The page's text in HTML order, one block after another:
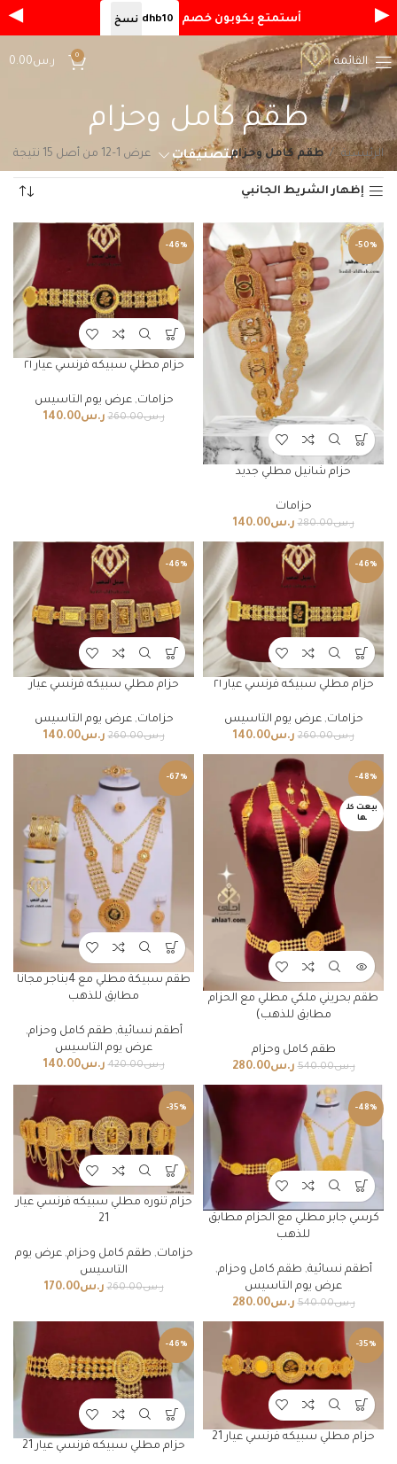
القائمة
0
ر.س0.00
طقم كامل وحزام
التصنيفات الرئيسية طقم كامل وحزام عرض 1–12 من أصل 15 نتيجة
إظهار الشريط الجانبي
-50%
حزام شانيل مطلي جديد
حزامات
ر.س280.00 ر.س140.00
-46%
حزام مطلي سبيكه فرنسي عيار ٢١
حزامات,عرض يوم التاسيس
ر.س260.00 ر.س140.00
-46%
حزام مطلي سبيكه فرنسي عيار ٢١
حزامات,عرض يوم التاسيس
ر.س260.00 ر.س140.00
-46%
حزام مطلي سبيكه فرنسي عيار
حزامات,عرض يوم التاسيس
ر.س260.00 ر.س140.00
-48%
بيعت كل
ها
طقم بحريني ملكي مطلي مع الحزام
مطابق للذهب)
طقم كامل وحزام
ر.س540.00 ر.س280.00
-67%
طقم سبيكة مطلي مع 4بناجر مجانا
مطابق للذهب
أطقم نسائية, طقم كامل وحزام,
عرض يوم التاسيس
ر.س420.00 ر.س140.00
-48%
كرسي جابر مطلي مع الحزام مطابق
للذهب
أطقم نسائية, طقم كامل وحزام,
عرض يوم التاسيس
ر.س540.00 ر.س280.00
-35%
حزام تنوره مطلي سبيكه فرنسي عيار
21
حزامات, طقم كامل وحزام,عرض يوم
التاسيس
ر.س260.00 ر.س170.00
-35%
حزام مطلي سبيكه فرنسي عيار 21
-46%
حزام مطلي سبيكه فرنسي عيار 21
◀ أستمتع بكوبون خصم dhb10 نسخ ▶